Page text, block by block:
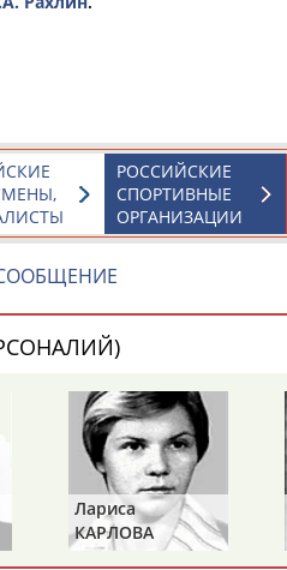
Рамазан
АБДУВАЛИЕВ
Герман
АБДУЛАЕВ
РОССИЙСКИЕ
СПОРТИВНЫЕ
ОРГАНИЗАЦИИ
Петр
ТИМЧЕНКО